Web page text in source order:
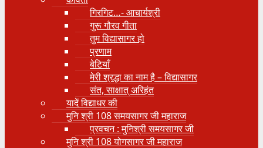
गिरगिट…- आचार्यश्री
गुरू गौरव गीता
तुम विद्यासागर हो
प्रणाम
बेटियाँ
मेरी श्रद्धा का नाम है – विद्यासागर
संत, साक्षात् अरिहंत
यादें विद्याधर की
मुनि श्री 108 समयसागर जी महाराज
प्रवचन : मुनिश्री समयसागर जी
मुनि श्री 108 योगसागर जी महाराज